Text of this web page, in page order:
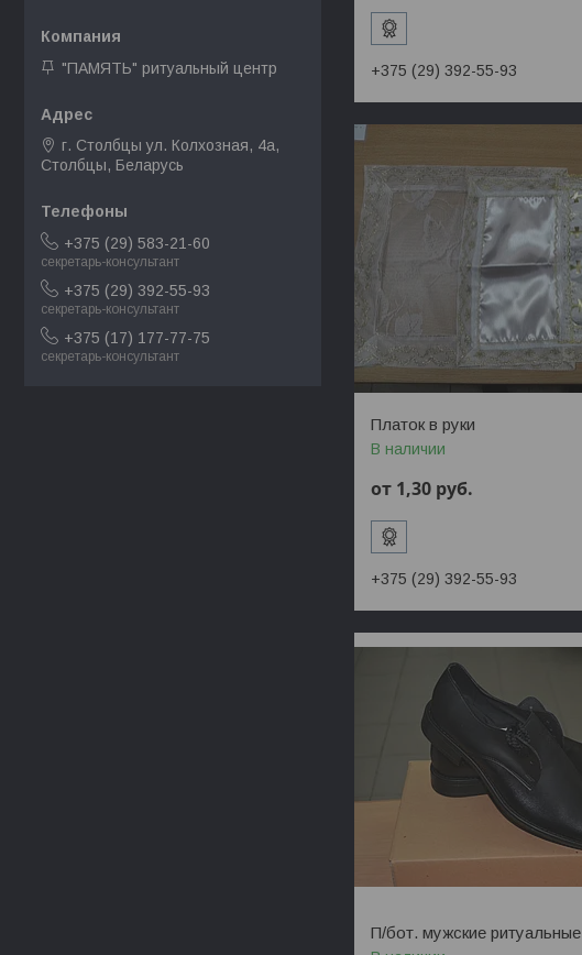
+375 (29) 392-55-93
Платок в руки
В наличии
от 1,30 руб.
+375 (29) 392-55-93
П/бот. мужские ритуальные
"ПАМЯТЬ" ритуальный центр
г. Столбцы ул. Колхозная, 4а,
Столбцы, Беларусь
+375 (29) 583-21-60
секретарь-консультант
+375 (29) 392-55-93
секретарь-консультант
+375 (17) 177-77-75
секретарь-консультант